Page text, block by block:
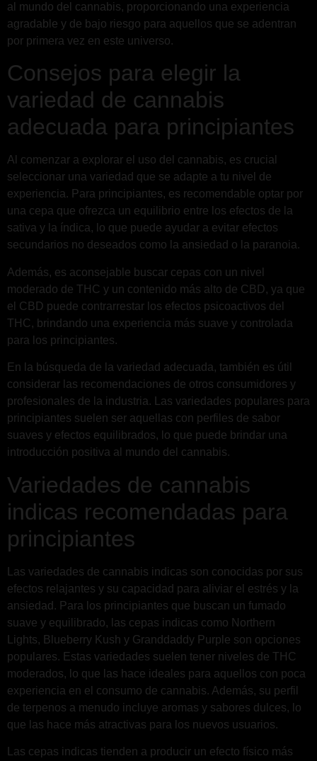
al mundo del cannabis, proporcionando una experiencia
agradable y de bajo riesgo para aquellos que se adentran
por primera vez en este universo.
Consejos para elegir la
variedad de cannabis
adecuada para principiantes
Al comenzar a explorar el uso del cannabis, es crucial
seleccionar una variedad que se adapte a tu nivel de
experiencia. Para principiantes, es recomendable optar por
una cepa que ofrezca un equilibrio entre los efectos de la
sativa y la índica, lo que puede ayudar a evitar efectos
secundarios no deseados como la ansiedad o la paranoia.
Además, es aconsejable buscar cepas con un nivel
moderado de THC y un contenido más alto de CBD, ya que
el CBD puede contrarrestar los efectos psicoactivos del
THC, brindando una experiencia más suave y controlada
para los principiantes.
En la búsqueda de la variedad adecuada, también es útil
considerar las recomendaciones de otros consumidores y
profesionales de la industria. Las variedades populares para
principiantes suelen ser aquellas con perfiles de sabor
suaves y efectos equilibrados, lo que puede brindar una
introducción positiva al mundo del cannabis.
Variedades de cannabis
indicas recomendadas para
principiantes
Las variedades de cannabis indicas son conocidas por sus
efectos relajantes y su capacidad para aliviar el estrés y la
ansiedad. Para los principiantes que buscan un fumado
suave y equilibrado, las cepas indicas como Northern
Lights, Blueberry Kush y Granddaddy Purple son opciones
populares. Estas variedades suelen tener niveles de THC
moderados, lo que las hace ideales para aquellos con poca
experiencia en el consumo de cannabis. Además, su perfil
de terpenos a menudo incluye aromas y sabores dulces, lo
que las hace más atractivas para los nuevos usuarios.
Las cepas indicas tienden a producir un efecto físico más